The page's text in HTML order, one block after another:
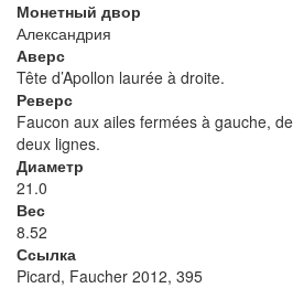
Монетный двор
Александрия
Аверс
Tête d’Apollon laurée à droite.
Реверс
Faucon aux ailes fermées à gauche,
deux lignes.
Диаметр
21.0
Вес
8.52
Ссылка
Picard, Faucher 2012, 395